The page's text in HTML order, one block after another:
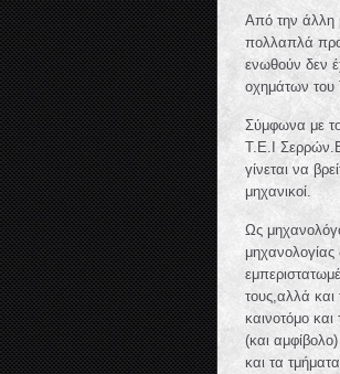
Από την άλλη
πολλαπλά
ενωθούν δεν
οχημάτων του
Σύμφωνα με το
Τ.Ε.Ι
γίνεται να
μηχανικοί.
Ως
μηχανολογίας
τους,αλλά και
καινοτόμο
(και
και τα